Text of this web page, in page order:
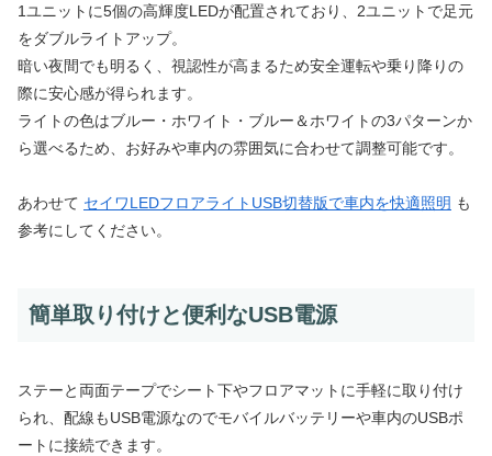
1ユニットに5個の高輝度LEDが配置されており、2ユニットで足元
をダブルライトアップ。
暗い夜間でも明るく、視認性が高まるため安全運転や乗り降りの
際に安心感が得られます。
ライトの色はブルー・ホワイト・ブルー＆ホワイトの3パターンか
ら選べるため、お好みや車内の雰囲気に合わせて調整可能です。
あわせて セイワLEDフロアライトUSB切替版で車内を快適照明 も
参考にしてください。
簡単取り付けと便利なUSB電源
ステーと両面テープでシート下やフロアマットに手軽に取り付け
られ、配線もUSB電源なのでモバイルバッテリーや車内のUSBポ
ートに接続できます。